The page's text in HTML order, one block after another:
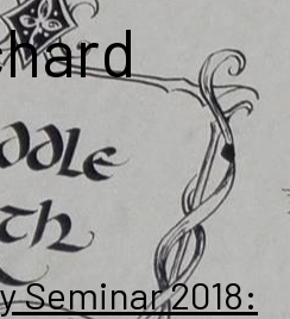
Seminar 2018: